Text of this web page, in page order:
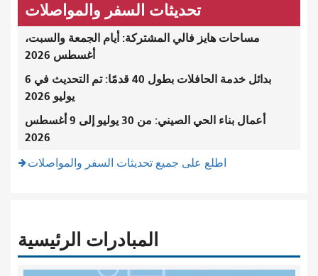
تحديثات السفر والمواصلات
مساحات هايز فالي المشتركة: أيام الجمعة والسبت،
أغسطس 2026
بدائل خدمة الحافلات بطول 40 قدمًا: تم التحديث في 6
يوليو 2026
أعمال بناء الحي الصيني: من 30 يوليو إلى 9 أغسطس
2026
اطلع على جميع تحديثات السفر والمواصلات
المبادرات الرئيسية